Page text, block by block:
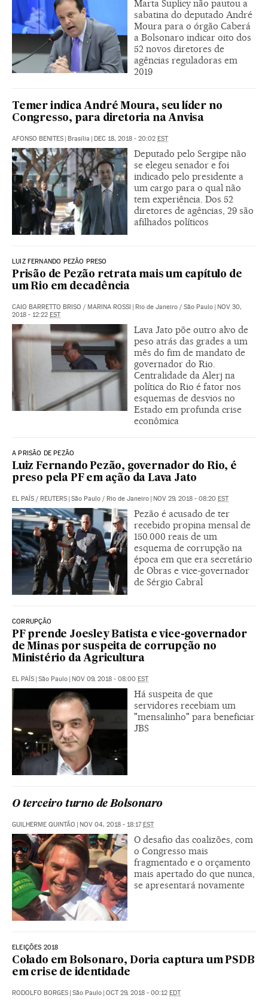
Marta Suplicy não pautou a
sabatina do deputado André
Moura para o órgão Caberá
a Bolsonaro indicar oito dos
52 novos diretores de
agências reguladoras em
2019
Temer indica André Moura, seu líder no
Congresso, para diretoria na Anvisa
AFONSO BENITES | Brasília | DEC 18, 2018 - 20:02 EST
Deputado pelo Sergipe não
se elegeu senador e foi
indicado pelo presidente a
um cargo para o qual não
tem experiência. Dos 52
diretores de agências, 29 são
afilhados políticos
LUIZ FERNANDO PEZÃO PRESO
Prisão de Pezão retrata mais um capítulo de
um Rio em decadência
CAIO BARRETTO BRISO / MARINA ROSSI | Rio de Janeiro / São Paulo | NOV 30,
2018 - 12:22 EST
Lava Jato põe outro alvo de
peso atrás das grades a um
mês do fim de mandato de
governador do Rio.
Centralidade da Alerj na
política do Rio é fator nos
esquemas de desvios no
Estado em profunda crise
econômica
A PRISÃO DE PEZÃO
Luiz Fernando Pezão, governador do Rio, é
preso pela PF em ação da Lava Jato
EL PAÍS / REUTERS | São Paulo / Rio de Janeiro | NOV 29, 2018 - 08:20 EST
Pezão é acusado de ter
recebido propina mensal de
150.000 reais de um
esquema de corrupção na
época em que era secretário
de Obras e vice-governador
de Sérgio Cabral
CORRUPÇÃO
PF prende Joesley Batista e vice-governador
de Minas por suspeita de corrupção no
Ministério da Agricultura
EL PAÍS | São Paulo | NOV 09, 2018 - 08:00 EST
Há suspeita de que
servidores recebiam um
"mensalinho" para beneficiar
JBS
O terceiro turno de Bolsonaro
GUILHERME QUINTÃO | NOV 04, 2018 - 18:17EST
O desafio das coalizões, com
o Congresso mais
fragmentado e o orçamento
mais apertado do que nunca,
se apresentará novamente
ELEIÇÕES 2018
Colado em Bolsonaro, Doria captura um PSDB
em crise de identidade
RODOLFO BORGES | São Paulo | OCT 29, 2018 - 00:12 EDT